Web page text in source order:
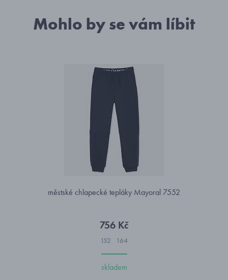
Mohlo by se vám líbit
městské chlapecké tepláky Mayoral 7552
756 Kč
152 164
skladem